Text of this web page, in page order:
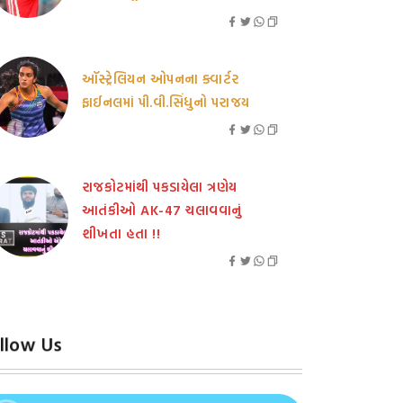
ઑસ્ટ્રેલિયન ઓપનના ક્વાર્ટર
ફાઈનલમાં પી.વી.સિંધુનો પરાજય
રાજકોટમાંથી પકડાયેલા ત્રણેય
આતંકીઓ AK-47 ચલાવવાનું
શીખતા હતા !!
Us